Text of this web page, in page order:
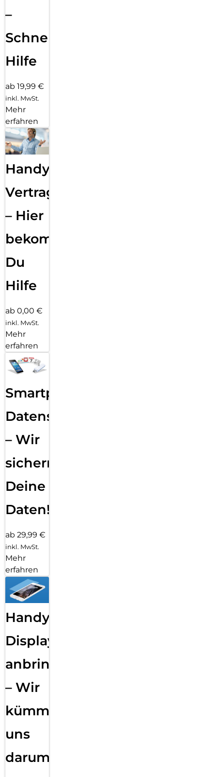
–
Schnelle
Hilfe
ab 19,99 €
inkl. MwSt.
Mehr
erfahren
Handy
Vertragsabwicklung
– Hier
bekommst
Du
Hilfe
ab 0,00 €
inkl. MwSt.
Mehr
erfahren
Smartphone
Datensicherung
– Wir
sichern
Deine
Daten!
ab 29,99 €
inkl. MwSt.
Mehr
erfahren
Handy
Displayfolie
anbringen
– Wir
kümmern
uns
darum!